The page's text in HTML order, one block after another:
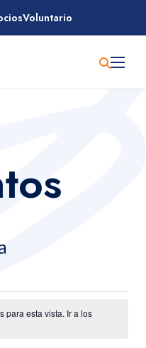
Voluntario
para esta vista. Ir a los